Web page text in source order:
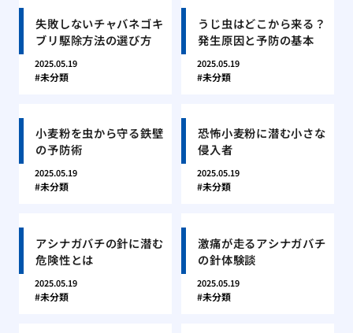
失敗しないチャバネゴキ
ブリ駆除方法の選び方
2025.05.19
未分類
うじ虫はどこから来る？
発生原因と予防の基本
2025.05.19
未分類
小麦粉を虫から守る鉄壁
の予防術
2025.05.19
未分類
恐怖小麦粉に潜む小さな
侵入者
2025.05.19
未分類
アシナガバチの針に潜む
危険性とは
2025.05.19
未分類
激痛が走るアシナガバチ
の針体験談
2025.05.19
未分類